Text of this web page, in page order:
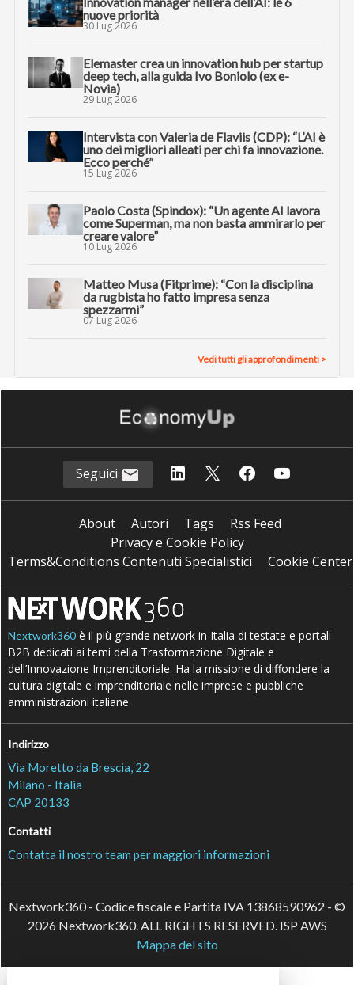
nuove priorità
30 Lug 2026
Elemaster crea un innovation hub per startup
deep tech, alla guida Ivo Boniolo (ex e-
Novia)
29 Lug 2026
Intervista con Valeria de Flaviis (CDP): “L’AI è
uno dei migliori alleati per chi fa innovazione.
Ecco perché”
15 Lug 2026
Paolo Costa (Spindox): “Un agente AI lavora
come Superman, ma non basta ammirarlo per
creare valore”
10 Lug 2026
Matteo Musa (Fitprime): “Con la disciplina
da rugbista ho fatto impresa senza
spezzarmi”
07 Lug 2026
Vedi tutti gli approfondimenti >
Seguici
About Autori Tags
Rss Feed
Privacy e Cookie Policy
Terms&Conditions Contenuti Specialistici
Cookie Center
Nextwork360 è il più grande network in Italia di testate e portali
B2B dedicati ai temi della Trasformazione Digitale e
dell’Innovazione Imprenditoriale. Ha la missione di diffondere la
cultura digitale e imprenditoriale nelle imprese e pubbliche
amministrazioni italiane.
Indirizzo
Via Moretto da Brescia, 22
Milano - Italia
CAP 20133
Contatti
Contatta il nostro team per maggiori informazioni
Nextwork360 - Codice fiscale e Partita IVA 13868590962 - ©
2026 Nextwork360. ALL RIGHTS RESERVED. ISP AWS
Mappa del sito